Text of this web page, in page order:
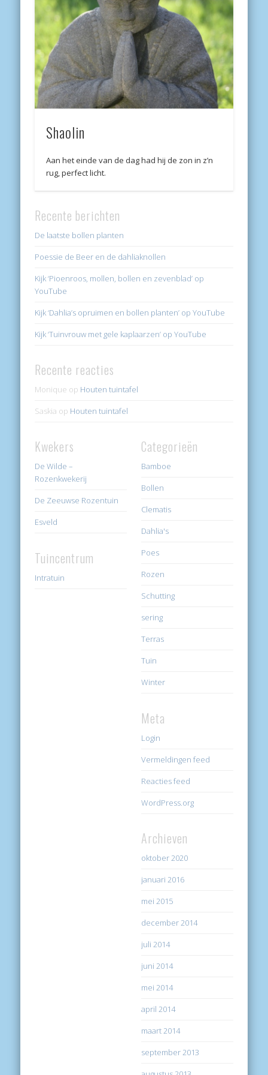
Shaolin
Aan het einde van de dag had hij de zon in z’n
rug, perfect licht.
Recente berichten
De laatste bollen planten
Poessie de Beer en de dahliaknollen
Kijk ‘Pioenroos, mollen, bollen en zevenblad’ op
YouTube
Kijk ‘Dahlia’s opruimen en bollen planten’ op YouTube
Kijk ‘Tuinvrouw met gele kaplaarzen’ op YouTube
Recente reacties
Monique op Houten tuintafel
Saskia op Houten tuintafel
Kwekers
De Wilde –
Rozenkwekerij
De Zeeuwse Rozentuin
Esveld
Tuincentrum
Intratuin
Categorieën
Bamboe
Bollen
Clematis
Dahlia's
Poes
Rozen
Schutting
sering
Terras
Tuin
Winter
Meta
Login
Vermeldingen feed
Reacties feed
WordPress.org
Archieven
oktober 2020
januari 2016
mei 2015
december 2014
juli 2014
juni 2014
mei 2014
april 2014
maart 2014
september 2013